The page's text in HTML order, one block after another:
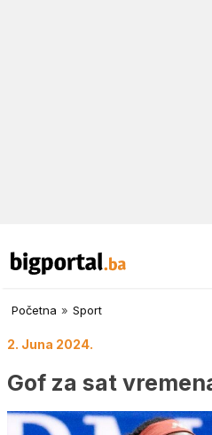
Početna » Sport
2. Juna 2024.
Gof za sat